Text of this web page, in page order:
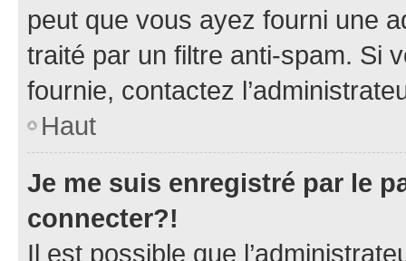
peut que vous ayez fourni une
traité par un filtre anti-spam. Si
fournie, contactez
Haut
Je me suis enregistré par le
connecter?!
Il est possible que